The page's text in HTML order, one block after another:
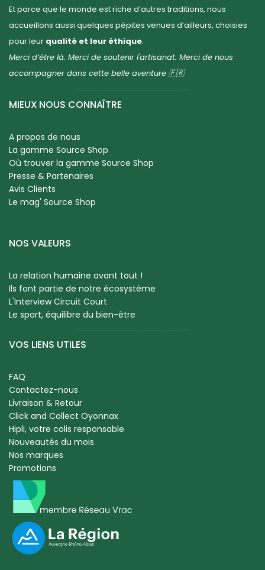
Et parce que le monde est riche d’autres traditions, nous
accueillons aussi quelques pépites venues d’ailleurs, choisies
pour leur qualité et leur éthique.
Merci d’être là. Merci de soutenir l'artisanat. Merci de nous
accompagner dans cette belle aventure 🇫🇷
MIEUX NOUS CONNAÎTRE
A propos de nous
La gamme Source Shop
Où trouver la gamme Source Shop
Presse & Partenaires
Avis Clients
Le mag' Source Shop
NOS VALEURS
La relation humaine avant tout !
Ils font partie de notre écosystème
L'Interview Circuit Court
Le sport, équilibre du bien-être
VOS LIENS UTILES
FAQ
Contactez-nous
Livraison & Retour
Click and Collect Oyonnax
Hipli, votre colis responsable
Nouveautés du mois
Nos marques
Promotions